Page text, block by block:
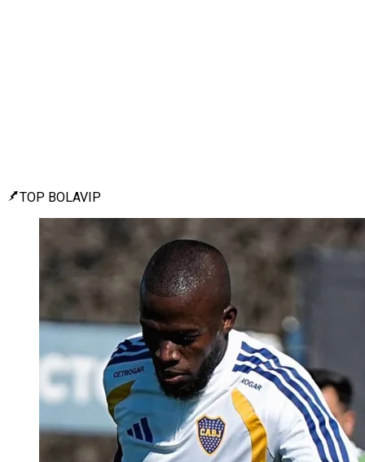
TOP BOLAVIP